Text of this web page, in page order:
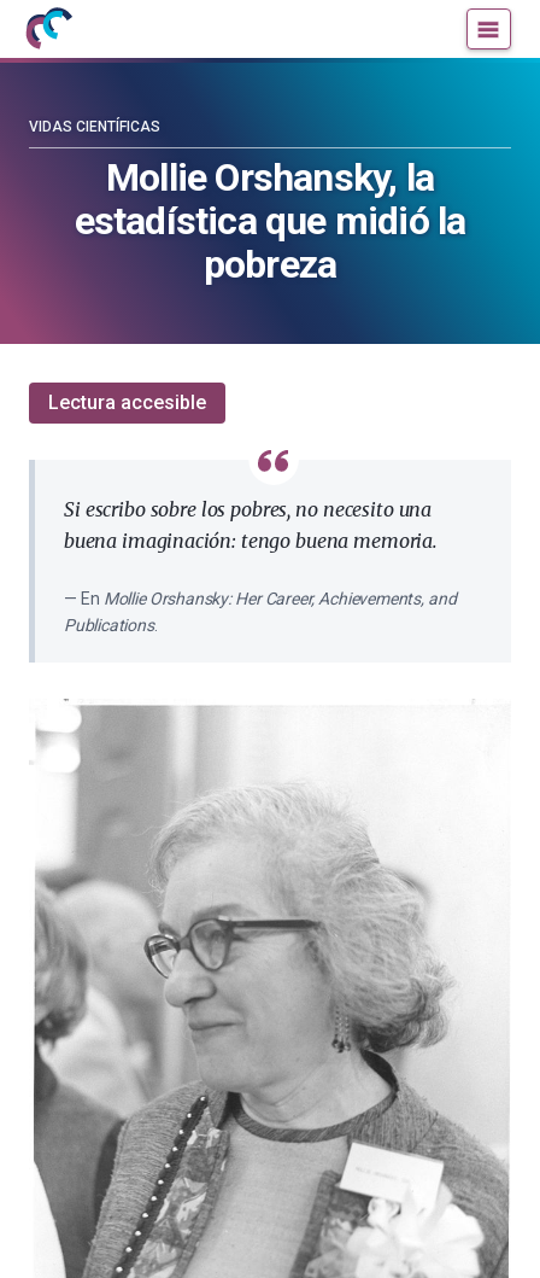
Mujeres
con
blog
Mollie Orshansky, la
estadística que midió la
pobreza
VIDAS CIENTÍFICAS
Lectura accesible
Si escribo sobre los pobres, no necesito una
buena imaginación: tengo buena memoria.
En Mollie Orshansky: Her Career, Achievements, and
Publications.